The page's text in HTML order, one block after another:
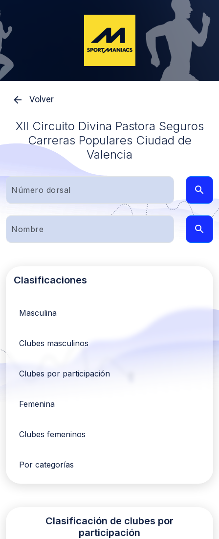
Volver
XII Circuito Divina Pastora Seguros
Carreras Populares Ciudad de
Valencia
Clasificaciones
Masculina
Clubes masculinos
Clubes por participación
Femenina
Clubes femeninos
Por categorías
Clasificación de clubes por
participación